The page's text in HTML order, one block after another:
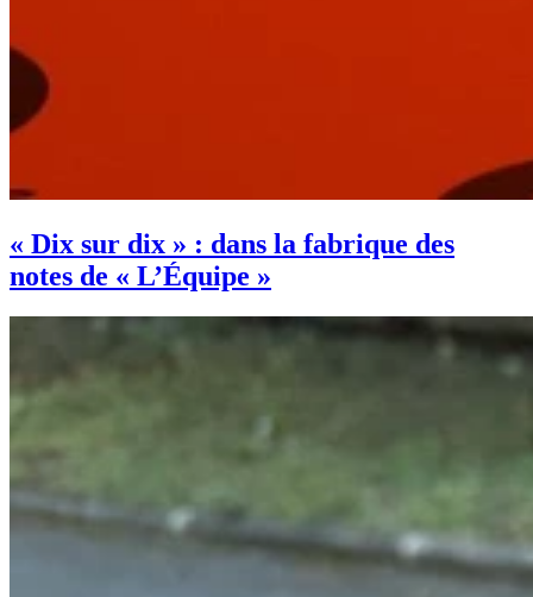
« Dix sur dix » : dans la fabrique des
notes de « L’Équipe »